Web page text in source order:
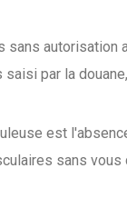
sans autorisation
par la
est
sans vous